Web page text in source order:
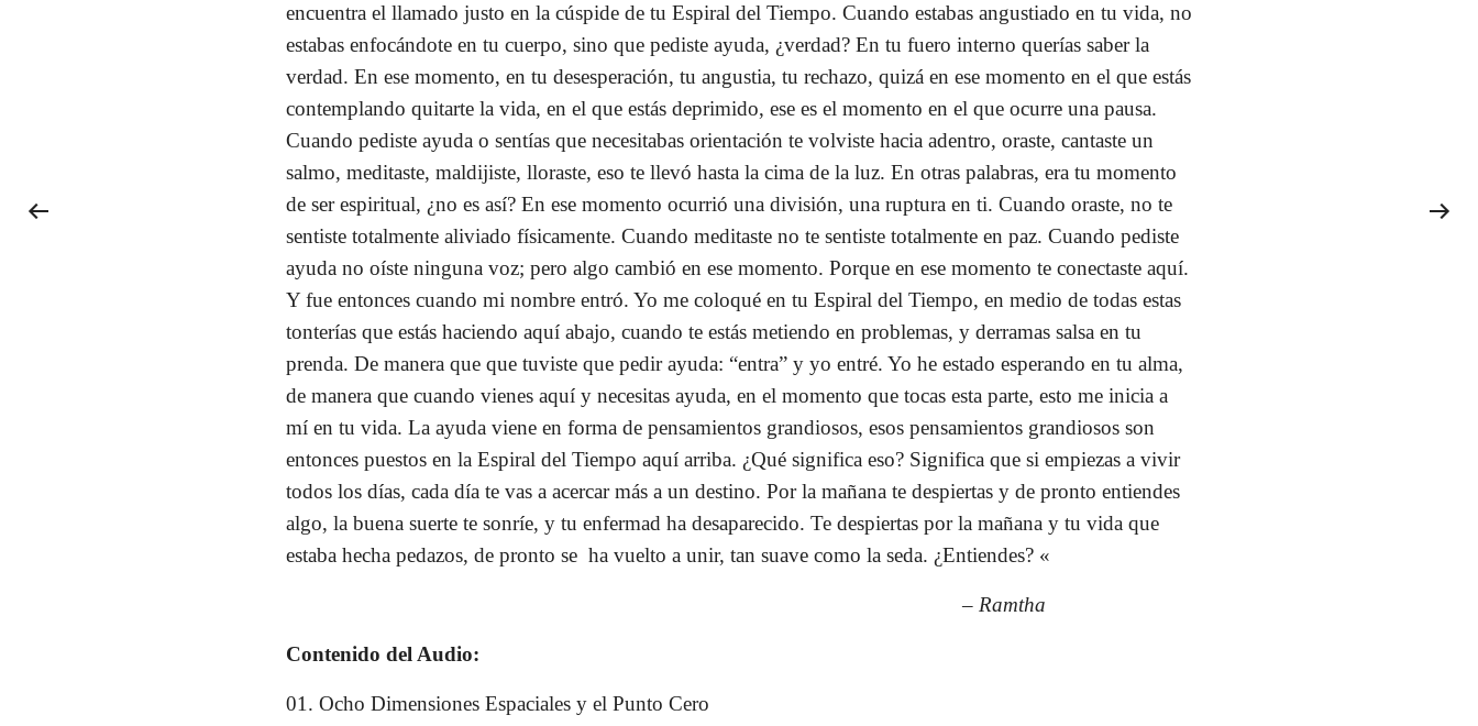
encuentra el llamado justo en la cúspide de tu Espiral del Tiempo. Cuando estabas angustiado en tu vida, no
estabas enfocándote en tu cuerpo, sino que pediste ayuda, ¿verdad? En tu fuero interno querías saber la
verdad. En ese momento, en tu desesperación, tu angustia, tu rechazo, quizá en ese momento en el que estás
contemplando quitarte la vida, en el que estás deprimido, ese es el momento en el que ocurre una pausa.
Cuando pediste ayuda o sentías que necesitabas orientación te volviste hacia adentro, oraste, cantaste un
salmo, meditaste, maldijiste, lloraste, eso te llevó hasta la cima de la luz. En otras palabras, era tu momento
de ser espiritual, ¿no es así? En ese momento ocurrió una división, una ruptura en ti. Cuando oraste, no te
sentiste totalmente aliviado físicamente. Cuando meditaste no te sentiste totalmente en paz. Cuando pediste
ayuda no oíste ninguna voz; pero algo cambió en ese momento. Porque en ese momento te conectaste aquí.
Y fue entonces cuando mi nombre entró. Yo me coloqué en tu Espiral del Tiempo, en medio de todas estas
tonterías que estás haciendo aquí abajo, cuando te estás metiendo en problemas, y derramas salsa en tu
prenda. De manera que que tuviste que pedir ayuda: “entra” y yo entré. Yo he estado esperando en tu alma,
de manera que cuando vienes aquí y necesitas ayuda, en el momento que tocas esta parte, esto me inicia a
mí en tu vida. La ayuda viene en forma de pensamientos grandiosos, esos pensamientos grandiosos son
entonces puestos en la Espiral del Tiempo aquí arriba. ¿Qué significa eso? Significa que si empiezas a vivir
todos los días, cada día te vas a acercar más a un destino. Por la mañana te despiertas y de pronto entiendes
algo, la buena suerte te sonríe, y tu enfermad ha desaparecido. Te despiertas por la mañana y tu vida que
estaba hecha pedazos, de pronto se ha vuelto a unir, tan suave como la seda. ¿Entiendes? «
– Ramtha
Contenido del Audio:
01. Ocho Dimensiones Espaciales y el Punto Cero